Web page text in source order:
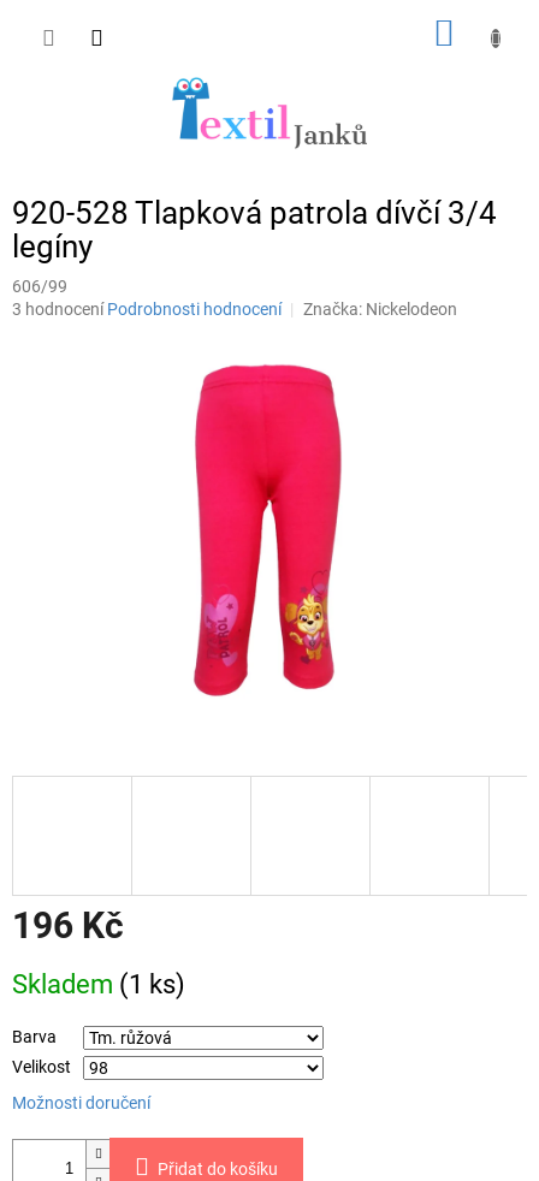
920-528 Tlapková patrola dívčí 3/4
legíny
606/99
Průměrné
3 hodnocení Podrobnosti hodnocení Značka: Nickelodeon
196 Kč
cena:
Skladem (1 ks)
Barva
Velikost
Možnosti doručení
Přidat do košíku